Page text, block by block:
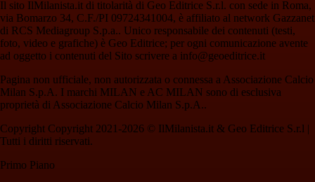
Il sito IlMilanista.it di titolarità di Geo Editrice S.r.l. con sede in Roma,
via Bomarzo 34, C.F./PI 09724341004, è affiliato al network Gazzanet
di RCS Mediagroup S.p.a.. Unico responsabile dei contenuti (testi,
foto, video e grafiche) è Geo Editrice; per ogni comunicazione avente
ad oggetto i contenuti del Sito scrivere a info@geoeditrice.it
Pagina non ufficiale, non autorizzata o connessa a Associazione Calcio
Milan S.p.A. I marchi MILAN e AC MILAN sono di esclusiva
proprietà di Associazione Calcio Milan S.p.A..
Copyright Copyright 2021-2026 © IlMilanista.it & Geo Editrice S.r.l |
Tutti i diritti riservati.
Primo Piano